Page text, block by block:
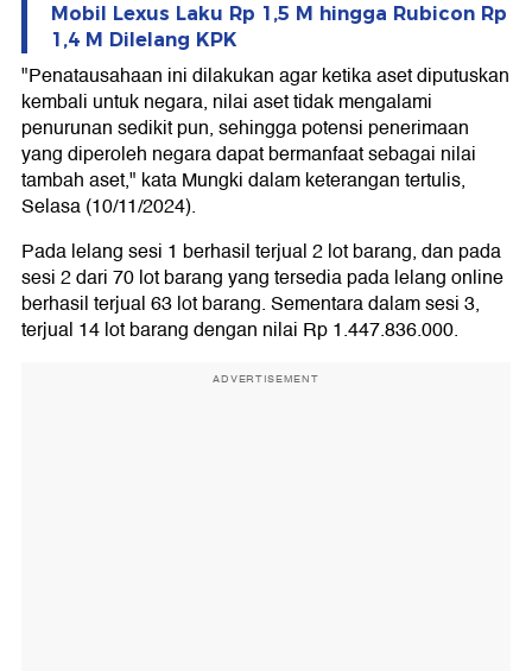
Mobil Lexus Laku Rp 1,5 M hingga Rubicon Rp
1,4 M Dilelang KPK
"Penatausahaan ini dilakukan agar ketika aset diputuskan
kembali untuk negara, nilai aset tidak mengalami
penurunan sedikit pun, sehingga potensi penerimaan
yang diperoleh negara dapat bermanfaat sebagai nilai
tambah aset," kata Mungki dalam keterangan tertulis,
Selasa (10/11/2024).
Pada lelang sesi 1 berhasil terjual 2 lot barang, dan pada
sesi 2 dari 70 lot barang yang tersedia pada lelang online
berhasil terjual 63 lot barang. Sementara dalam sesi 3,
terjual 14 lot barang dengan nilai Rp 1.447.836.000.
ADVERTISEMENT